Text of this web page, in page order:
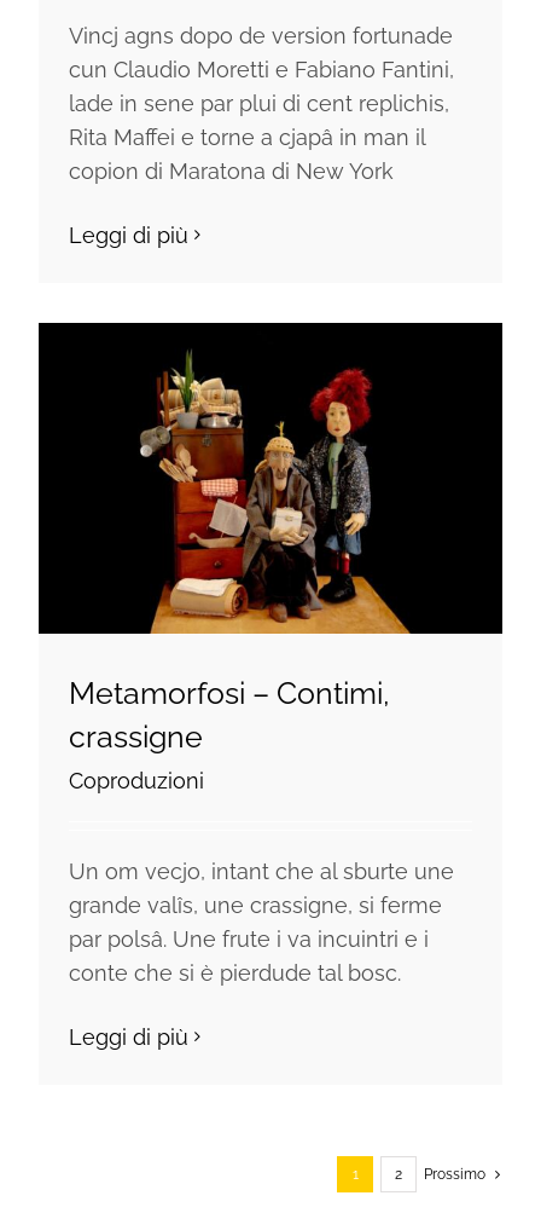
Vincj agns dopo de version fortunade
cun Claudio Moretti e Fabiano Fantini,
lade in sene par plui di cent replichis,
Rita Maffei e torne a cjapâ in man il
copion di Maratona di New York
Leggi di più
Metamorfosi – Contimi,
crassigne
Coproduzioni
Un om vecjo, intant che al sburte une
grande valîs, une crassigne, si ferme
par polsâ. Une frute i va incuintri e i
conte che si è pierdude tal bosc.
Leggi di più
1 2 Prossimo